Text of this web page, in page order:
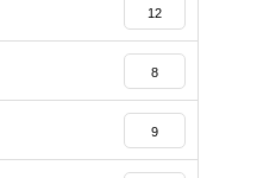
12
8
9